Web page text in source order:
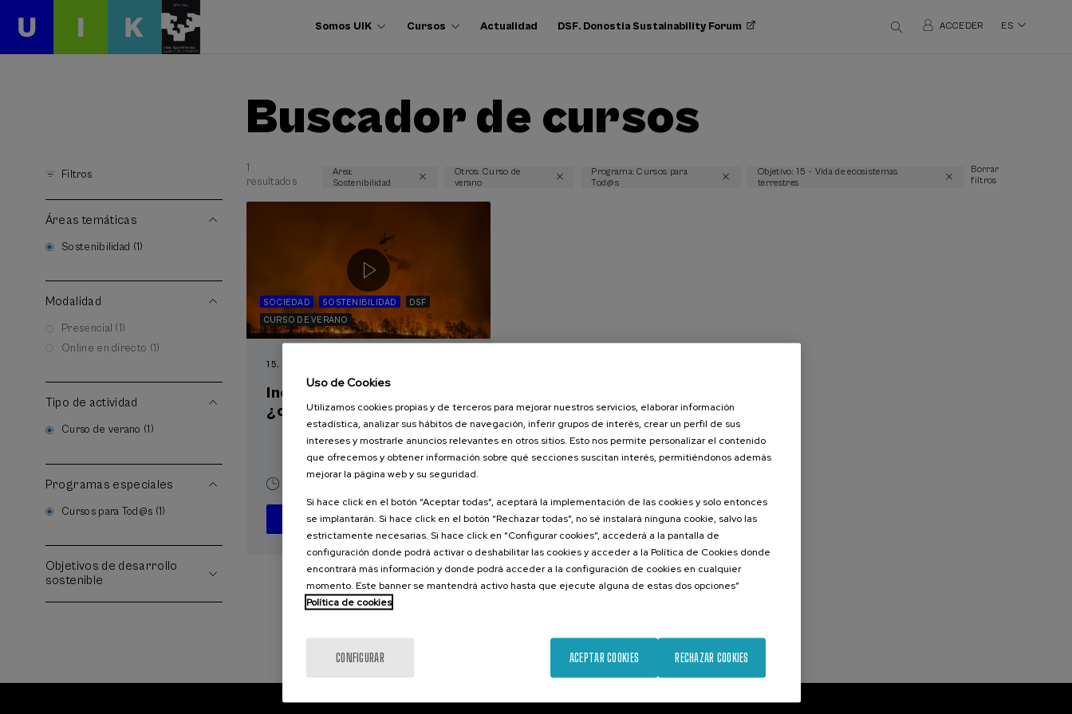
Somos UIK Cursos Actualidad DSF. Donostia Sustainability Forum ACCEDER ES
Buscador de cursos
Filtros
Áreas temáticas
Sostenibilidad (1)
Modalidad
Presencial (1)
Online en directo (1)
Tipo de actividad
Curso de verano (1)
Programas especiales
Cursos para Tod@s (1)
Objetivos de desarrollo
sostenible
1
resultados
Area:
Sostenibilidad
Otros: Curso de
verano
Programa: Cursos para
Tod@s
Objetivo: 15 - Vida de ecosistemas
terrestres
Borrar
filtros
SOCIEDAD SOSTENIBILIDAD
DSF
CURSO DE VERANO
15. SEP
Incendios forestales
¿cómo afrontarlos? II
...
DESDE 25 €
Últimas
plazas
Gratuito
Fecha
pasada
Lista
de
espera
Plazo
de
matrícula
finalizado
Uso de Cookies
Utilizamos cookies propias y de terceros para mejorar nuestros servicios, elaborar información
estadística, analizar sus hábitos de navegación, inferir grupos de interés, crear un perfil de sus
intereses y mostrarle anuncios relevantes en otros sitios. Esto nos permite personalizar el contenido
que ofrecemos y obtener información sobre qué secciones suscitan interés, permitiéndonos además
mejorar la página web y su seguridad.
Si hace click en el botón “Aceptar todas”, aceptará la implementación de las cookies y solo entonces
se implantarán. Si hace click en el botón “Rechazar todas”, no sé instalará ninguna cookie, salvo las
estrictamente necesarias. Si hace click en “Configurar cookies”, accederá a la pantalla de
configuración donde podrá activar o deshabilitar las cookies y acceder a la Política de Cookies donde
encontrará más información y donde podrá acceder a la configuración de cookies en cualquier
momento. Este banner se mantendrá activo hasta que ejecute alguna de estas dos opciones”
Política de cookies
CONFIGURAR RECHAZAR COOKIES
ACEPTAR COOKIES